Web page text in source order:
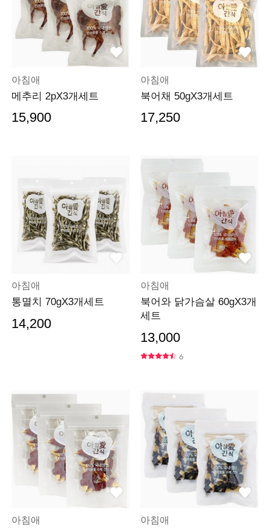
아침애
메추리 2pX3개세트
15,900
아침애
북어채 50gX3개세트
17,250
아침애
통멸치 70gX3개세트
14,200
아침애
북어와 닭가슴살 60gX3개
세트
13,000
6
아침애 아침애